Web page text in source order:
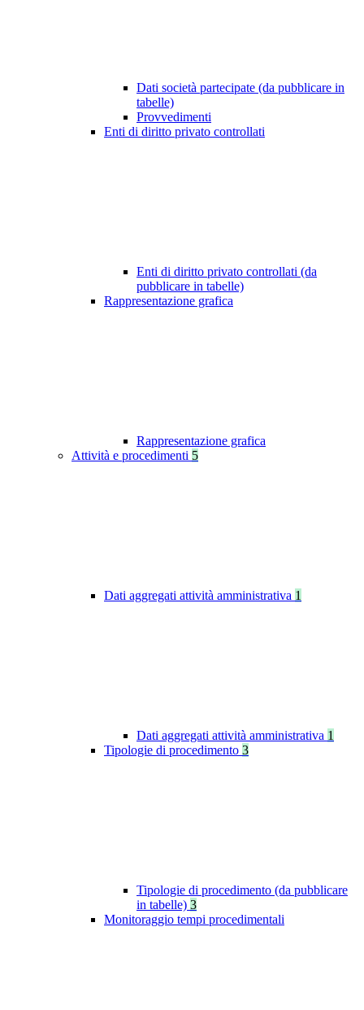
Dati società partecipate (da pubblicare in
tabelle)
Provvedimenti
Enti di diritto privato controllati
Enti di diritto privato controllati (da
pubblicare in tabelle)
Rappresentazione grafica
Rappresentazione grafica
Attività e procedimenti 5
Dati aggregati attività amministrativa 1
Dati aggregati attività amministrativa 1
Tipologie di procedimento 3
Tipologie di procedimento (da pubblicare
in tabelle) 3
Monitoraggio tempi procedimentali